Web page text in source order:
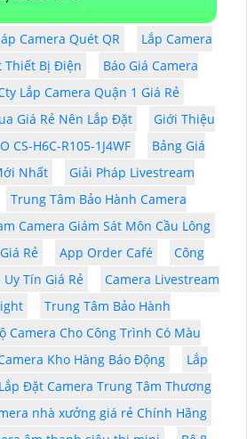
Camera Quét QR
Lắp Camera
Thiết Bị Điện
Báo Giá Camera
Lắp Camera Quận 1 Giá Rẻ
Giá Rẻ Nên Lắp Đặt
Giới Thiệu
CS-H6C-R105-1J4WF
Bảng Giá
Nhất
Giải Pháp Livestream
Trung Tâm Bảo Hành Camera
Camera Giám Sát Môn Cầu Lông
Rẻ
App Order Café
Công
Tín Giá Rẻ
Camera Livestream
Trung Tâm Bảo Hành
Camera Cho Công Trình Có Màu
Kho Hàng Báo Động
Lắp
Lắp Đặt Camera Trung Tâm Thương
nhà xưởng giá rẻ Chính Hãng